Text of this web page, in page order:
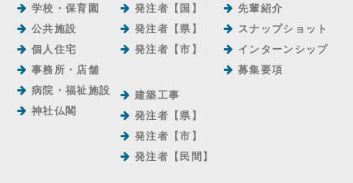
学校・保育園
公共施設
個人住宅
事務所・店舗
病院・福祉施設
神社仏閣
発注者【国】
発注者【県】
発注者【市】
建築工事
発注者【県】
発注者【市】
発注者【⺠間】
先輩紹介
スナップショット
インターンシップ
募集要項